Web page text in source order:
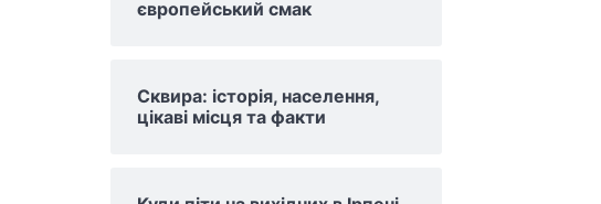
європейський смак
Сквира: історія, населення,
цікаві місця та факти